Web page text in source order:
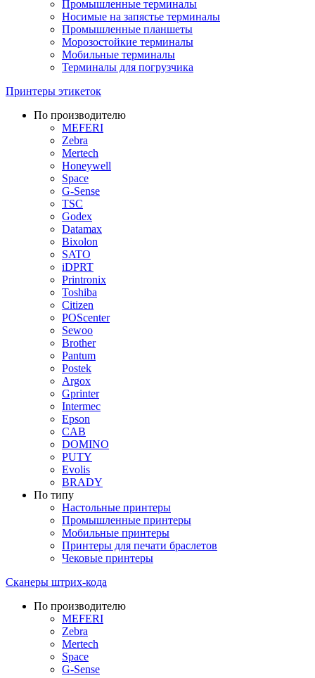
Промышленные терминалы
Носимые на запястье терминалы
Промышленные планшеты
Морозостойкие терминалы
Мобильные терминалы
Терминалы для погрузчика
Принтеры этикеток
По производителю
MEFERI
Zebra
Mertech
Honeywell
Space
G-Sense
TSC
Godex
Datamax
Bixolon
SATO
iDPRT
Printronix
Toshiba
Citizen
POScenter
Sewoo
Brother
Pantum
Postek
Argox
Gprinter
Intermec
Epson
CAB
DOMINO
PUTY
Evolis
BRADY
По типу
Настольные принтеры
Промышленные принтеры
Мобильные принтеры
Принтеры для печати браслетов
Чековые принтеры
Сканеры штрих-кода
По производителю
MEFERI
Zebra
Mertech
Space
G-Sense